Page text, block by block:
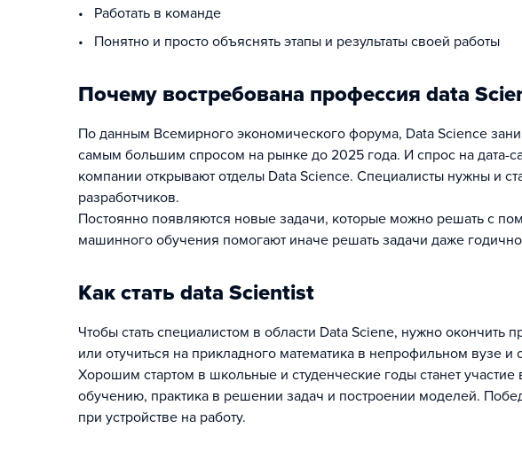
• Работать в команде
• Понятно и просто объяснять этапы и результаты своей работы
Почему востребована профессия data
По данным Всемирного экономического форума, Data Science
самым большим спросом на рынке до 2025 года. И спрос на дата-
компании открывают отделы Data Science. Специалисты нужны и
разработчиков.
Постоянно появляются новые задачи, которые можно решать с
машинного обучения помогают иначе решать задачи даже
Как стать data Scientist
Чтобы стать специалистом в области Data Sciene, нужно
или отучиться на прикладного математика в непрофильном вузе и
Хорошим стартом в школьные и студенческие годы станет
обучению, практика в решении задач и построении моделей.
при устройстве на работу.